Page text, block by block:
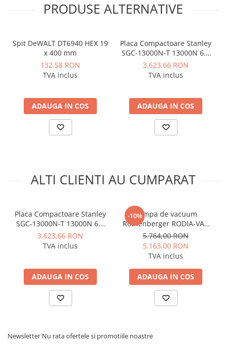
Instalatii de gaz
Vane de gaz si robineti
Aparate sudura si dispozitive gaz
Izolatii pentru sisteme solare
Izolatii pentru tevi si conducte
Automatizari si elemente de
automatizare
Grupuri de circulatie
Manometre, presostate si
termostate
Vane si servomotoare
Servoregulatoare
Termostate pentru ventilo-
Traductoare
PRODUSE ALTERNATIVE
Spit DeWALT DT6940 HEX 19
x 400 mm
132,58 RON
TVA inclus
ADAUGA IN COS
Placa Compactoare Stanley
SGC-13000N-T 13000N 6.5
CP 196cc
3.623,66 RON
TVA inclus
ADAUGA IN COS
ALTI CLIENTI AU CUMPARAT
Placa Compactoare Stanley
SGC-13000N-T 13000N 6.5
CP 196cc
3.623,66 RON
TVA inclus
ADAUGA IN COS
-10%Pompa de vacuum
Rothenberger RODIA-VAC
motor 1,1KW, volum
extractie 200l/min
5.764,00 RON
5.163,00 RON
TVA inclus
ADAUGA IN COS
Newsletter Nu rata ofertele si promotiile noastre